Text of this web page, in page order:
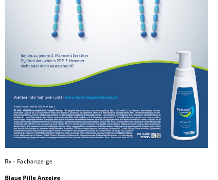
Rx - Fachanzeige
Blaue Pille Anzeige